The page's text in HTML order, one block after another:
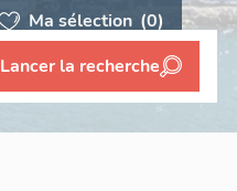
Ma sélection (0)
Lancer la recherche